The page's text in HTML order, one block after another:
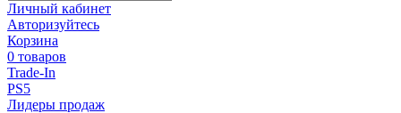
Личный кабинет
Авторизуйтесь
Корзина
0 товаров
Trade-In
PS5
Лидеры продаж